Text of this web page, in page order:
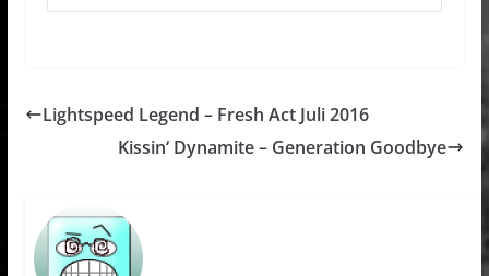
Lightspeed Legend – Fresh Act Juli 2016
Kissin‘ Dynamite – Generation Goodbye